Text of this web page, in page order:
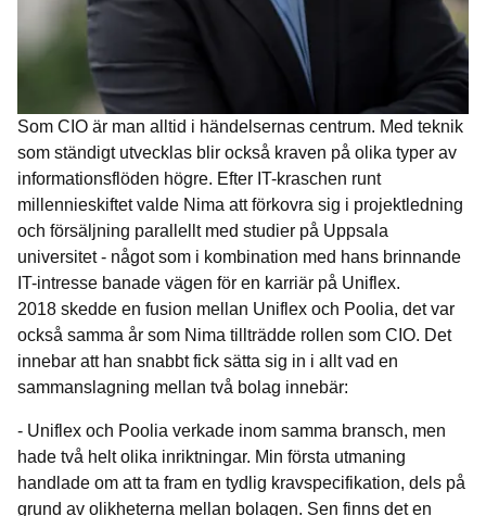
Som CIO är man alltid i händelsernas centrum. Med teknik
som ständigt utvecklas blir också kraven på olika typer av
informationsflöden högre. Efter IT-kraschen runt
millennieskiftet valde Nima att förkovra sig i projektledning
och försäljning parallellt med studier på Uppsala
universitet - något som i kombination med hans brinnande
IT-intresse banade vägen för en karriär på Uniflex.
2018 skedde en fusion mellan Uniflex och Poolia, det var
också samma år som Nima tillträdde rollen som CIO. Det
innebar att han snabbt fick sätta sig in i allt vad en
sammanslagning mellan två bolag innebär:
- Uniflex och Poolia verkade inom samma bransch, men
hade två helt olika inriktningar. Min första utmaning
handlade om att ta fram en tydlig kravspecifikation, dels på
grund av olikheterna mellan bolagen. Sen finns det en